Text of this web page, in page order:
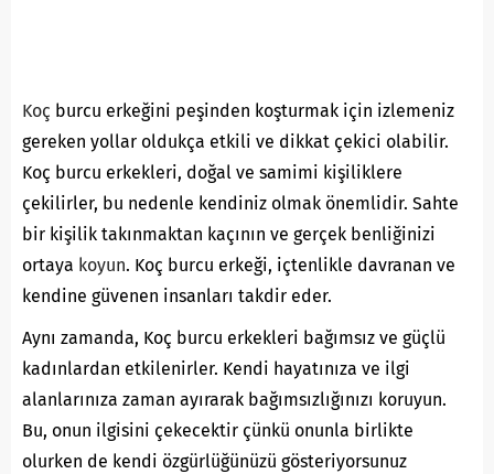
Koç burcu erkeğini peşinden koşturmak için izlemeniz
gereken yollar oldukça etkili ve dikkat çekici olabilir.
Koç burcu erkekleri, doğal ve samimi kişiliklere
çekilirler, bu nedenle kendiniz olmak önemlidir. Sahte
bir kişilik takınmaktan kaçının ve gerçek benliğinizi
ortaya koyun. Koç burcu erkeği, içtenlikle davranan ve
kendine güvenen insanları takdir eder.
Aynı zamanda, Koç burcu erkekleri bağımsız ve güçlü
kadınlardan etkilenirler. Kendi hayatınıza ve ilgi
alanlarınıza zaman ayırarak bağımsızlığınızı koruyun.
Bu, onun ilgisini çekecektir çünkü onunla birlikte
olurken de kendi özgürlüğünüzü gösteriyorsunuz